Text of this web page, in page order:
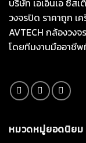
บริษัท เอเอ็นเอ ซิส
วงจรปิด ราคาถูก เ
AVTECH กล้องว
โดยทีมงานมืออาชี
หมวดหมู่ยอดนิยม